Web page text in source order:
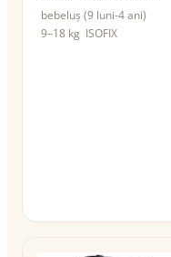
bebeluș (9 luni-4 ani)
9–18 kg ISOFIX